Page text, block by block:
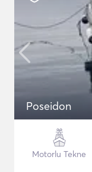
Poseidon
Motorlu Tekne